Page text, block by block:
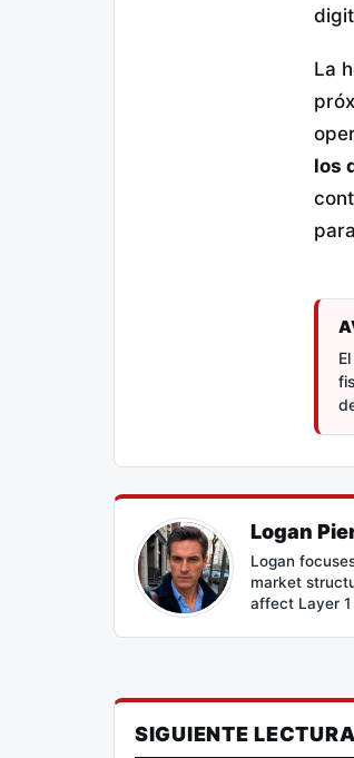
La
los
Logan
Logan
market
affect Layer
SIGUIENTE LECTURA